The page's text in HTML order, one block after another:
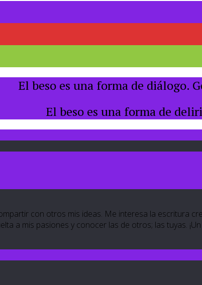
El beso es una forma de diálogo.
El beso es una forma de
con otros mis ideas. Me interesa la escritura
a mis pasiones y conocer las de otros; las tuyas.